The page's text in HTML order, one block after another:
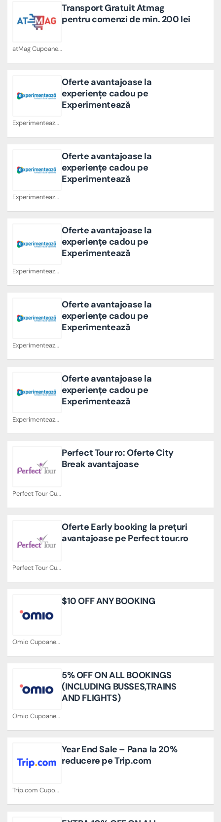
atMag Cupoane
Transport Gratuit Atmag
pentru comenzi de min. 200 lei
Experimenteaza Cupoane
Oferte avantajoase la
experiențe cadou pe
Experimentează
Experimenteaza Cupoane
Oferte avantajoase la
experiențe cadou pe
Experimentează
Experimenteaza Cupoane
Oferte avantajoase la
experiențe cadou pe
Experimentează
Experimenteaza Cupoane
Oferte avantajoase la
experiențe cadou pe
Experimentează
Experimenteaza Cupoane
Oferte avantajoase la
experiențe cadou pe
Experimentează
Perfect Tour Cupoane
Perfect Tour ro: Oferte City
Break avantajoase
Perfect Tour Cupoane
Oferte Early booking la prețuri
avantajoase pe Perfect tour.ro
Omio Cupoane
$10 OFF ANY BOOKING
Omio Cupoane
5% OFF ON ALL BOOKINGS
(INCLUDING BUSSES,TRAINS
AND FLIGHTS)
Trip.com Cupoane
Year End Sale – Pana la 20%
reducere pe Trip.com